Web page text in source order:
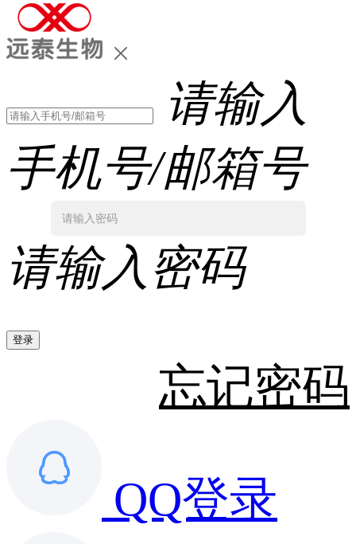
请输入
手机号/邮箱号
请输入密码
忘记密码
QQ登录